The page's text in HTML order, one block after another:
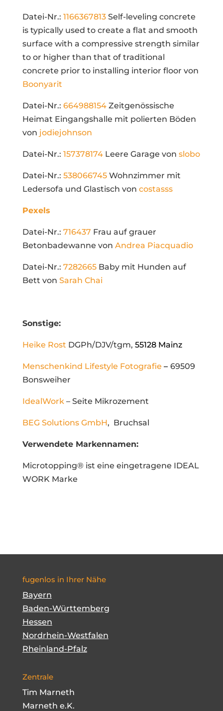
Datei-Nr.: 1166367813Self-leveling concrete
is typically used to create a flat and smooth
surface with a compressive strength similar
to or higher than that of traditional
concrete prior to installing interior floor von
Boonyarit
Datei-Nr.: 664988154Zeitgenössische
Heimat Eingangshalle mit polierten Böden
von jodiejohnson
Datei-Nr.: 157378174Leere Garage von slobo
Datei-Nr.: 538066745Wohnzimmer mit
Ledersofa und Glastisch von costasss
Pexels
Datei-Nr.: 716437 Frau auf grauer
Betonbadewanne von Andrea Piacquadio
Datei-Nr.: 7282665Baby mit Hunden auf
Bett von Sarah Chai
Sonstige:
Heike Rost DGPh/DJV/tgm, 55128 Mainz
Menschenkind Lifestyle Fotografie – 69509
Bonsweiher
IdealWork– Seite Mikrozement
BEG Solutions GmbH, Bruchsal
Verwendete Markennamen:
Microtopping® ist eine eingetragene IDEAL
WORK Marke
fugenlos in Ihrer Nähe
Bayern
Baden-Württemberg
Hessen
Nordrhein-Westfalen
Rheinland-Pfalz
Zentrale
Tim Marneth
Marneth e.K.